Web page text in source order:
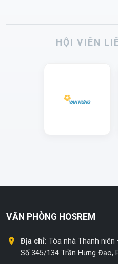
HỘI VIÊN
VĂN PHÒNG HOSREM
Địa chỉ: Tòa nhà Thanh niên
Số 345/134 Trần Hưng Đạo,